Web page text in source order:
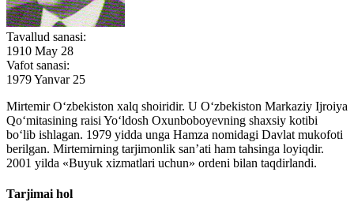
Tavallud sanasi:
1910 May 28
Vafot sanasi:
1979 Yanvar 25
Mirtemir O‘zbekiston xalq shoiridir. U O‘zbekiston Markaziy Ijroiya
Qo‘mitasining raisi Yo‘ldosh Oxunboboyevning shaxsiy kotibi
bo‘lib ishlagan. 1979 yidda unga Hamza nomidagi Davlat mukofoti
berilgan. Mirtemirning tarjimonlik san’ati ham tahsinga loyiqdir.
2001 yilda «Buyuk xizmatlari uchun» ordeni bilan taqdirlandi.
Tarjimai hol